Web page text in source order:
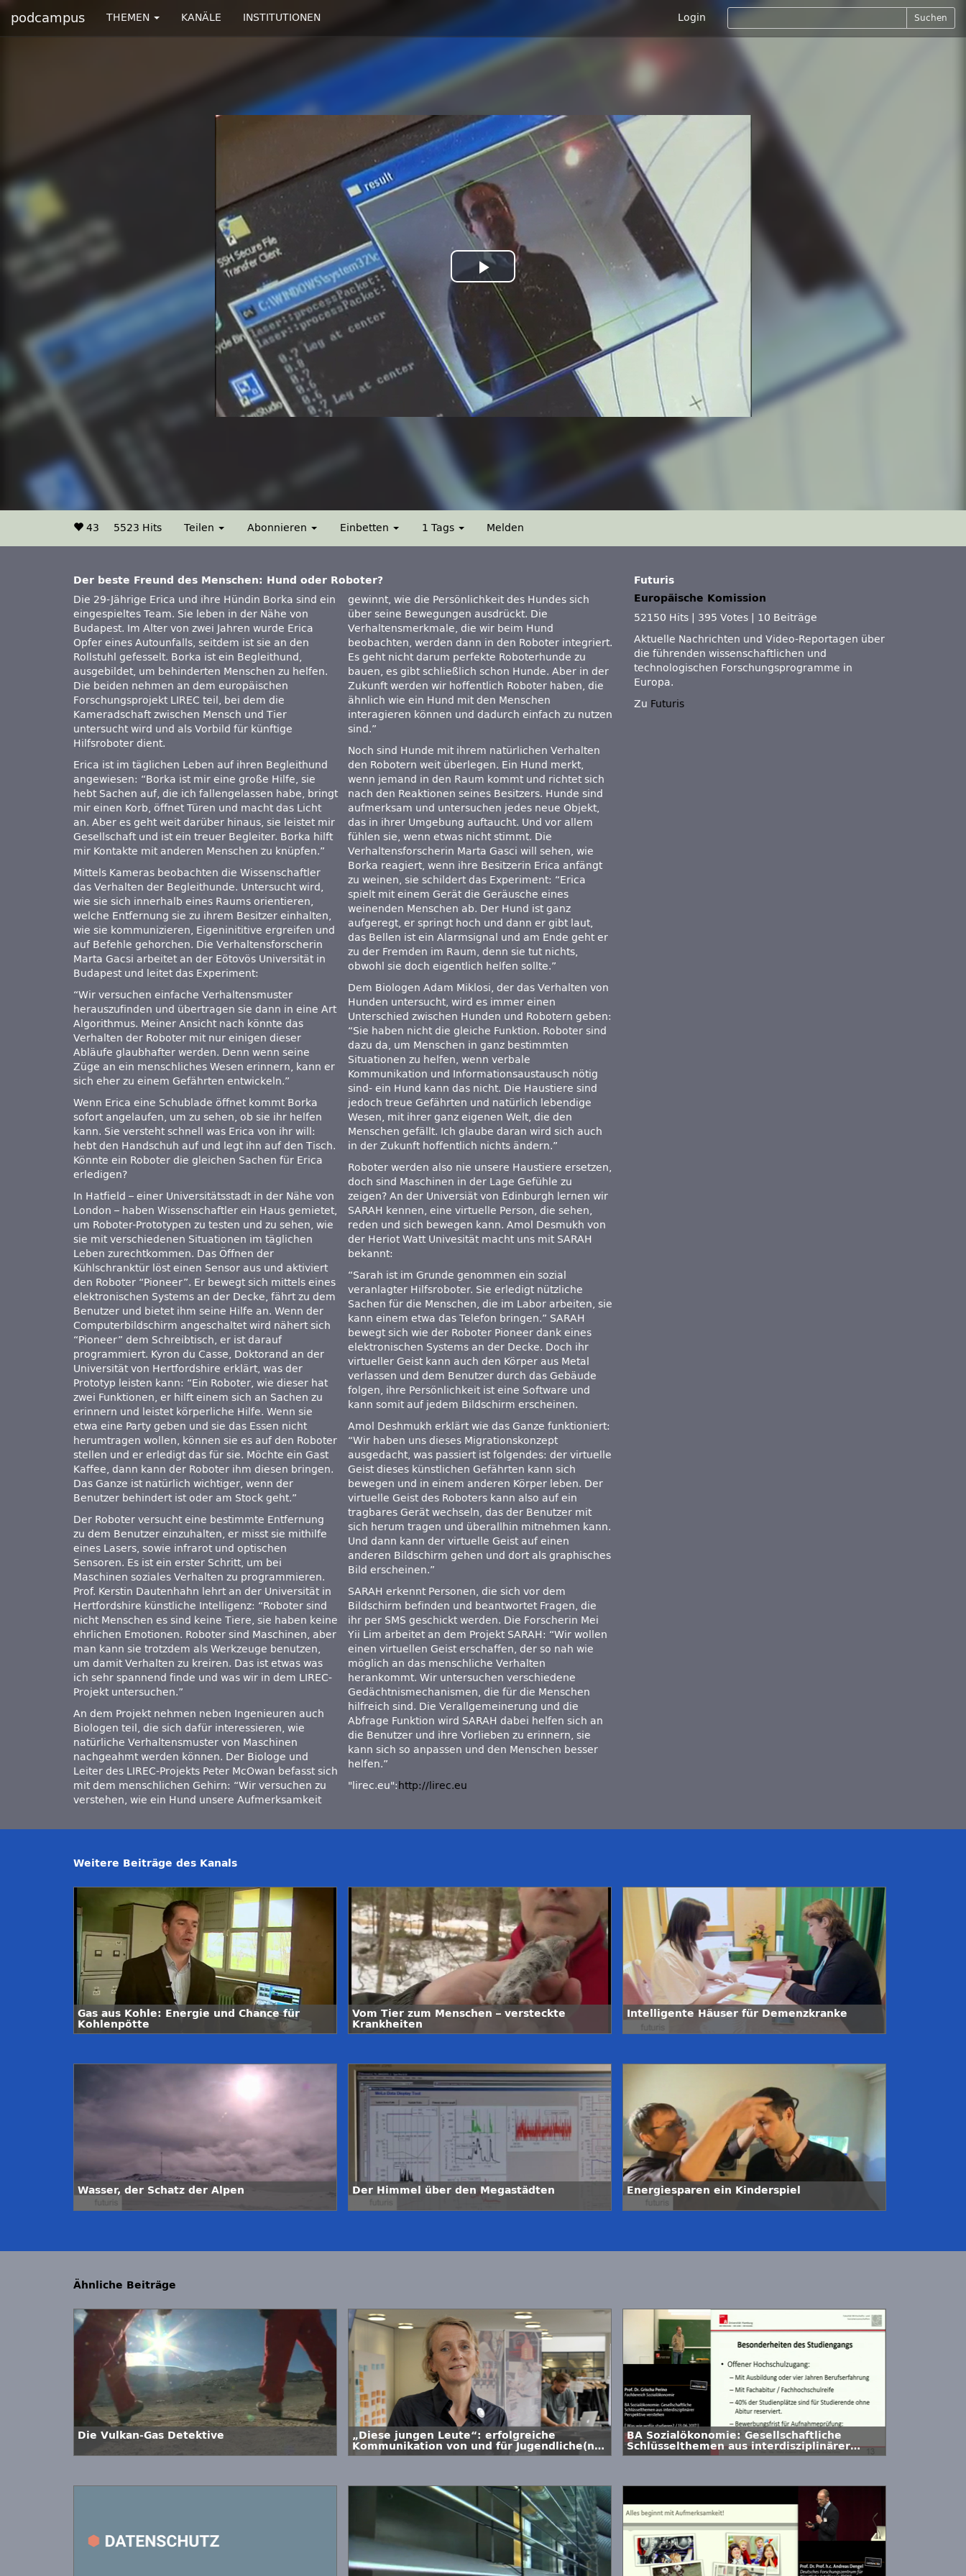
podcampus THEMEN KANÄLE INSTITUTIONEN Login Suchen
Play
Video
43 5523 Hits Teilen Abonnieren Einbetten 1 Tags Melden
Der beste Freund des Menschen: Hund oder Roboter?
Die 29-Jährige Erica und ihre Hündin Borka sind ein
eingespieltes Team. Sie leben in der Nähe von
Budapest. Im Alter von zwei Jahren wurde Erica
Opfer eines Autounfalls, seitdem ist sie an den
Rollstuhl gefesselt. Borka ist ein Begleithund,
ausgebildet, um behinderten Menschen zu helfen.
Die beiden nehmen an dem europäischen
Forschungsprojekt LIREC teil, bei dem die
Kameradschaft zwischen Mensch und Tier
untersucht wird und als Vorbild für künftige
Hilfsroboter dient.
Erica ist im täglichen Leben auf ihren Begleithund
angewiesen: “Borka ist mir eine große Hilfe, sie
hebt Sachen auf, die ich fallengelassen habe, bringt
mir einen Korb, öffnet Türen und macht das Licht
an. Aber es geht weit darüber hinaus, sie leistet mir
Gesellschaft und ist ein treuer Begleiter. Borka hilft
mir Kontakte mit anderen Menschen zu knüpfen.”
Mittels Kameras beobachten die Wissenschaftler
das Verhalten der Begleithunde. Untersucht wird,
wie sie sich innerhalb eines Raums orientieren,
welche Entfernung sie zu ihrem Besitzer einhalten,
wie sie kommunizieren, Eigeninititive ergreifen und
auf Befehle gehorchen. Die Verhaltensforscherin
Marta Gacsi arbeitet an der Eötovös Universität in
Budapest und leitet das Experiment:
“Wir versuchen einfache Verhaltensmuster
herauszufinden und übertragen sie dann in eine Art
Algorithmus. Meiner Ansicht nach könnte das
Verhalten der Roboter mit nur einigen dieser
Abläufe glaubhafter werden. Denn wenn seine
Züge an ein menschliches Wesen erinnern, kann er
sich eher zu einem Gefährten entwickeln.”
Wenn Erica eine Schublade öffnet kommt Borka
sofort angelaufen, um zu sehen, ob sie ihr helfen
kann. Sie versteht schnell was Erica von ihr will:
hebt den Handschuh auf und legt ihn auf den Tisch.
Könnte ein Roboter die gleichen Sachen für Erica
erledigen?
In Hatfield – einer Universitätsstadt in der Nähe von
London – haben Wissenschaftler ein Haus gemietet,
um Roboter-Prototypen zu testen und zu sehen, wie
sie mit verschiedenen Situationen im täglichen
Leben zurechtkommen. Das Öffnen der
Kühlschranktür löst einen Sensor aus und aktiviert
den Roboter “Pioneer”. Er bewegt sich mittels eines
elektronischen Systems an der Decke, fährt zu dem
Benutzer und bietet ihm seine Hilfe an. Wenn der
Computerbildschirm angeschaltet wird nähert sich
“Pioneer” dem Schreibtisch, er ist darauf
programmiert. Kyron du Casse, Doktorand an der
Universität von Hertfordshire erklärt, was der
Prototyp leisten kann: “Ein Roboter, wie dieser hat
zwei Funktionen, er hilft einem sich an Sachen zu
erinnern und leistet körperliche Hilfe. Wenn sie
etwa eine Party geben und sie das Essen nicht
herumtragen wollen, können sie es auf den Roboter
stellen und er erledigt das für sie. Möchte ein Gast
Kaffee, dann kann der Roboter ihm diesen bringen.
Das Ganze ist natürlich wichtiger, wenn der
Benutzer behindert ist oder am Stock geht.”
Der Roboter versucht eine bestimmte Entfernung
zu dem Benutzer einzuhalten, er misst sie mithilfe
eines Lasers, sowie infrarot und optischen
Sensoren. Es ist ein erster Schritt, um bei
Maschinen soziales Verhalten zu programmieren.
Prof. Kerstin Dautenhahn lehrt an der Universität in
Hertfordshire künstliche Intelligenz: “Roboter sind
nicht Menschen es sind keine Tiere, sie haben keine
ehrlichen Emotionen. Roboter sind Maschinen, aber
man kann sie trotzdem als Werkzeuge benutzen,
um damit Verhalten zu kreiren. Das ist etwas was
ich sehr spannend finde und was wir in dem LIREC-
Projekt untersuchen.”
An dem Projekt nehmen neben Ingenieuren auch
Biologen teil, die sich dafür interessieren, wie
natürliche Verhaltensmuster von Maschinen
nachgeahmt werden können. Der Biologe und
Leiter des LIREC-Projekts Peter McOwan befasst sich
mit dem menschlichen Gehirn: “Wir versuchen zu
verstehen, wie ein Hund unsere Aufmerksamkeit
gewinnt, wie die Persönlichkeit des Hundes sich
über seine Bewegungen ausdrückt. Die
Verhaltensmerkmale, die wir beim Hund
beobachten, werden dann in den Roboter integriert.
Es geht nicht darum perfekte Roboterhunde zu
bauen, es gibt schließlich schon Hunde. Aber in der
Zukunft werden wir hoffentlich Roboter haben, die
ähnlich wie ein Hund mit den Menschen
interagieren können und dadurch einfach zu nutzen
sind.”
Noch sind Hunde mit ihrem natürlichen Verhalten
den Robotern weit überlegen. Ein Hund merkt,
wenn jemand in den Raum kommt und richtet sich
nach den Reaktionen seines Besitzers. Hunde sind
aufmerksam und untersuchen jedes neue Objekt,
das in ihrer Umgebung auftaucht. Und vor allem
fühlen sie, wenn etwas nicht stimmt. Die
Verhaltensforscherin Marta Gasci will sehen, wie
Borka reagiert, wenn ihre Besitzerin Erica anfängt
zu weinen, sie schildert das Experiment: “Erica
spielt mit einem Gerät die Geräusche eines
weinenden Menschen ab. Der Hund ist ganz
aufgeregt, er springt hoch und dann er gibt laut,
das Bellen ist ein Alarmsignal und am Ende geht er
zu der Fremden im Raum, denn sie tut nichts,
obwohl sie doch eigentlich helfen sollte.”
Dem Biologen Adam Miklosi, der das Verhalten von
Hunden untersucht, wird es immer einen
Unterschied zwischen Hunden und Robotern geben:
“Sie haben nicht die gleiche Funktion. Roboter sind
dazu da, um Menschen in ganz bestimmten
Situationen zu helfen, wenn verbale
Kommunikation und Informationsaustausch nötig
sind- ein Hund kann das nicht. Die Haustiere sind
jedoch treue Gefährten und natürlich lebendige
Wesen, mit ihrer ganz eigenen Welt, die den
Menschen gefällt. Ich glaube daran wird sich auch
in der Zukunft hoffentlich nichts ändern.”
Roboter werden also nie unsere Haustiere ersetzen,
doch sind Maschinen in der Lage Gefühle zu
zeigen? An der Universiät von Edinburgh lernen wir
SARAH kennen, eine virtuelle Person, die sehen,
reden und sich bewegen kann. Amol Desmukh von
der Heriot Watt Univesität macht uns mit SARAH
bekannt:
“Sarah ist im Grunde genommen ein sozial
veranlagter Hilfsroboter. Sie erledigt nützliche
Sachen für die Menschen, die im Labor arbeiten, sie
kann einem etwa das Telefon bringen.” SARAH
bewegt sich wie der Roboter Pioneer dank eines
elektronischen Systems an der Decke. Doch ihr
virtueller Geist kann auch den Körper aus Metal
verlassen und dem Benutzer durch das Gebäude
folgen, ihre Persönlichkeit ist eine Software und
kann somit auf jedem Bildschirm erscheinen.
Amol Deshmukh erklärt wie das Ganze funktioniert:
“Wir haben uns dieses Migrationskonzept
ausgedacht, was passiert ist folgendes: der virtuelle
Geist dieses künstlichen Gefährten kann sich
bewegen und in einem anderen Körper leben. Der
virtuelle Geist des Roboters kann also auf ein
tragbares Gerät wechseln, das der Benutzer mit
sich herum tragen und überallhin mitnehmen kann.
Und dann kann der virtuelle Geist auf einen
anderen Bildschirm gehen und dort als graphisches
Bild erscheinen.”
SARAH erkennt Personen, die sich vor dem
Bildschirm befinden und beantwortet Fragen, die
ihr per SMS geschickt werden. Die Forscherin Mei
Yii Lim arbeitet an dem Projekt SARAH: “Wir wollen
einen virtuellen Geist erschaffen, der so nah wie
möglich an das menschliche Verhalten
herankommt. Wir untersuchen verschiedene
Gedächtnismechanismen, die für die Menschen
hilfreich sind. Die Verallgemeinerung und die
Abfrage Funktion wird SARAH dabei helfen sich an
die Benutzer und ihre Vorlieben zu erinnern, sie
kann sich so anpassen und den Menschen besser
helfen.”
lirec.eu : http://lirec.eu
Futuris
Europäische Komission
52150 Hits
395 Votes
10 Beiträge
Aktuelle Nachrichten und Video-Reportagen über
die führenden wissenschaftlichen und
technologischen Forschungsprogramme in
Europa.
Zu Futuris
Weitere Beiträge des Kanals
Gas aus Kohle: Energie und Chance für
Kohlenpötte
Vom Tier zum Menschen – versteckte
Krankheiten
Intelligente Häuser für Demenzkranke
Wasser, der Schatz der Alpen Der Himmel über den Megastädten Energiesparen ein Kinderspiel
Ähnliche Beiträge
Die Vulkan-Gas Detektive
„Diese jungen Leute“: erfolgreiche
Kommunikation von und für Jugendliche(n)
#schh19
BA Sozialökonomie: Gesellschaftliche
Schlüsselthemen aus interdisziplinärer
Perspektive verstehen - Für Interessierte